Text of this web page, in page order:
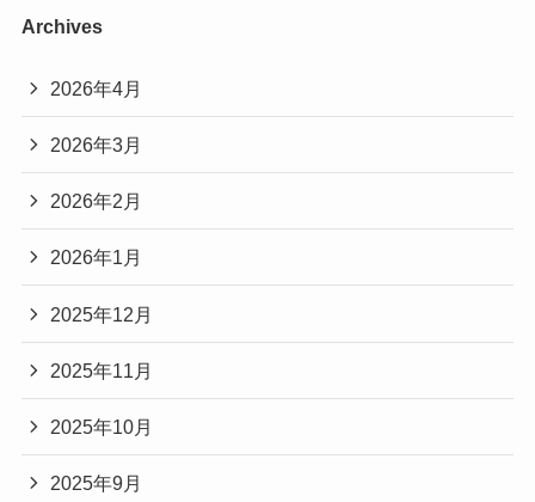
Archives
2026年4月
2026年3月
2026年2月
2026年1月
2025年12月
2025年11月
2025年10月
2025年9月